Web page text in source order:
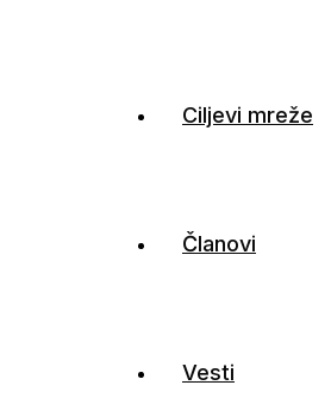
Ciljevi mreže
Članovi
Vesti